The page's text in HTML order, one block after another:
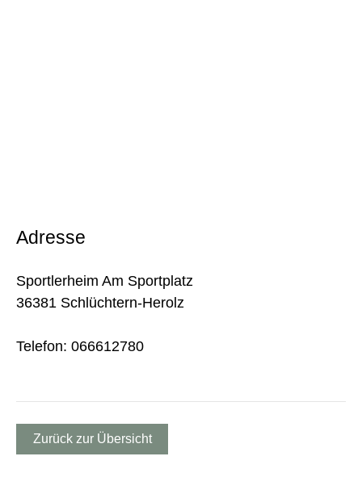
Adresse
Sportlerheim Am Sportplatz
36381 Schlüchtern-Herolz
Telefon: 066612780
Zurück zur Übersicht